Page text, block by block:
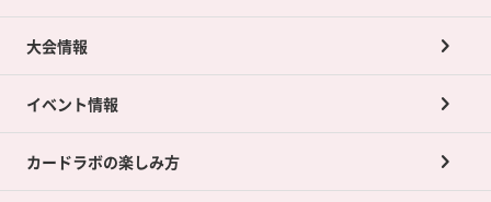
大会情報
イベント情報
カードラボの楽しみ方